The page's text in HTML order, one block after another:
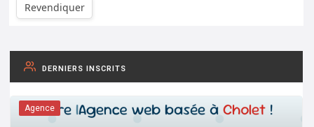
Revendiquer
DERNIERS INSCRITS
Agence